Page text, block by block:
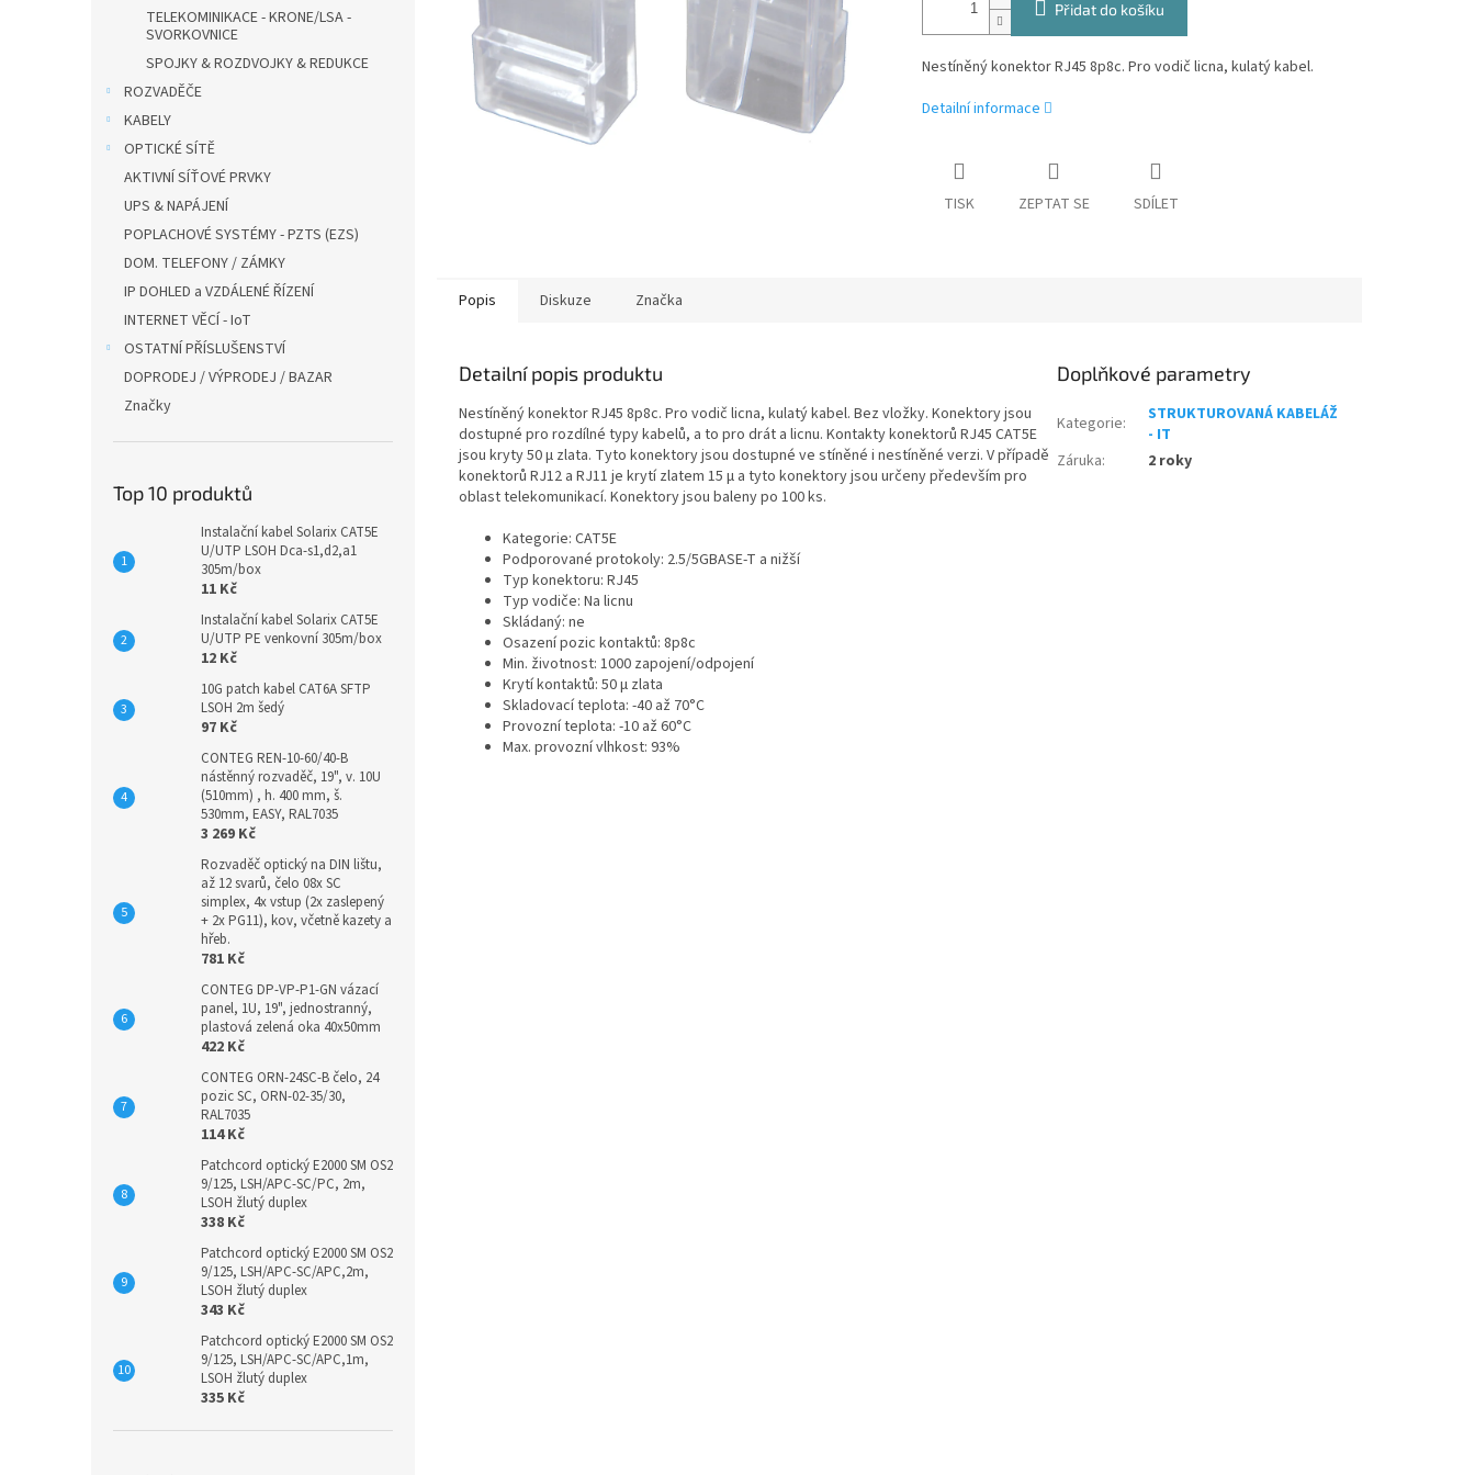
TELEKOMINIKACE - KRONE/LSA -
SVORKOVNICE
SPOJKY & ROZDVOJKY & REDUKCE
ROZVADĚČE
KABELY
OPTICKÉ SÍTĚ
AKTIVNÍ SÍŤOVÉ PRVKY
UPS & NAPÁJENÍ
POPLACHOVÉ SYSTÉMY - PZTS (EZS)
DOM. TELEFONY / ZÁMKY
IP DOHLED a VZDÁLENÉ ŘÍZENÍ
INTERNET VĚCÍ - IoT
OSTATNÍ PŘÍSLUŠENSTVÍ
DOPRODEJ / VÝPRODEJ / BAZAR
Značky
Top 10 produktů
Instalační kabel Solarix CAT5E
U/UTP LSOH Dca-s1,d2,a1
305m/box
11 Kč
Instalační kabel Solarix CAT5E
U/UTP PE venkovní 305m/box
12 Kč
10G patch kabel CAT6A SFTP
LSOH 2m šedý
97 Kč
CONTEG REN-10-60/40-B
nástěnný rozvaděč, 19", v. 10U
(510mm) , h. 400 mm, š.
530mm, EASY, RAL7035
3 269 Kč
Rozvaděč optický na DIN lištu,
až 12 svarů, čelo 08x SC
simplex, 4x vstup (2x zaslepený
+ 2x PG11), kov, včetně kazety a
hřeb.
781 Kč
CONTEG DP-VP-P1-GN vázací
panel, 1U, 19", jednostranný,
plastová zelená oka 40x50mm
422 Kč
CONTEG ORN-24SC-B čelo, 24
pozic SC, ORN-02-35/30,
RAL7035
114 Kč
Patchcord optický E2000 SM OS2
9/125, LSH/APC-SC/PC, 2m,
LSOH žlutý duplex
338 Kč
Patchcord optický E2000 SM OS2
9/125, LSH/APC-SC/APC,2m,
LSOH žlutý duplex
343 Kč
Patchcord optický E2000 SM OS2
9/125, LSH/APC-SC/APC,1m,
LSOH žlutý duplex
335 Kč
Přidat do košíku
Nestíněný konektor RJ45 8p8c. Pro vodič licna, kulatý kabel.
Detailní informace
TISK ZEPTAT SE SDÍLET
Popis Diskuze Značka
Detailní popis produktu
Nestíněný konektor RJ45 8p8c. Pro vodič licna, kulatý kabel. Bez vložky. Konektory jsou
dostupné pro rozdílné typy kabelů, a to pro drát a licnu. Kontakty konektorů RJ45 CAT5E
jsou kryty 50 µ zlata. Tyto konektory jsou dostupné ve stíněné i nestíněné verzi. V případě
konektorů RJ12 a RJ11 je krytí zlatem 15 µ a tyto konektory jsou určeny především pro
oblast telekomunikací. Konektory jsou baleny po 100 ks.
Kategorie: CAT5E
Podporované protokoly: 2.5/5GBASE-T a nižší
Typ konektoru: RJ45
Typ vodiče: Na licnu
Skládaný: ne
Osazení pozic kontaktů: 8p8c
Min. životnost: 1000 zapojení/odpojení
Krytí kontaktů: 50 µ zlata
Skladovací teplota: -40 až 70°C
Provozní teplota: -10 až 60°C
Max. provozní vlhkost: 93%
Doplňkové parametry
Kategorie:
STRUKTUROVANÁ KABELÁŽ
- IT
Záruka: 2 roky